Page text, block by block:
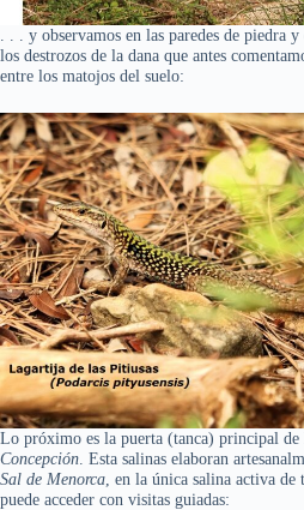
. . . y observamos en las paredes de piedra
los destrozos de la dana que antes
entre los matojos del suelo:
Lo próximo es la puerta (tanca) principal de
Concepción . Esta salinas elaboran
Sal de Menorca , en la única salina activa
puede acceder con visitas guiadas: